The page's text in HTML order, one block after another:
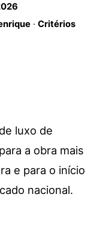
· Critérios
luxo de
a obra mais
e para o início
nacional.